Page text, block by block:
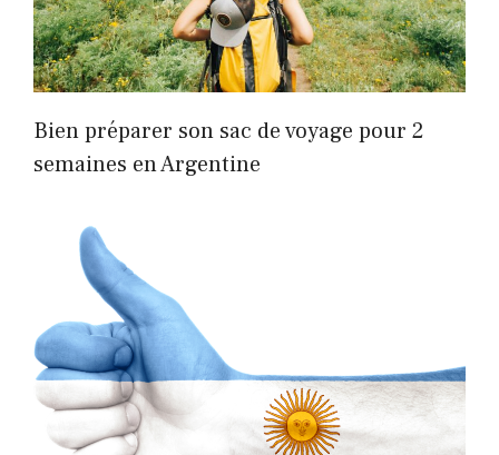
Bien préparer son sac de voyage pour 2
semaines en Argentine